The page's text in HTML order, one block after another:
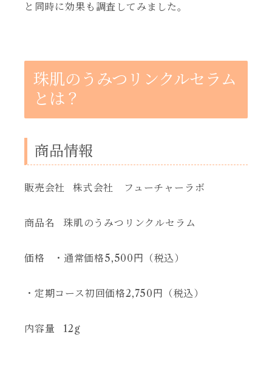
と同時に効果も調査してみました。
珠肌のうみつリンクルセラム
とは？
商品情報
販売会社 株式会社 フューチャーラボ
商品名 珠肌のうみつリンクルセラム
価格 ・通常価格5,500円（税込）
・定期コース初回価格2,750円（税込）
内容量 12g